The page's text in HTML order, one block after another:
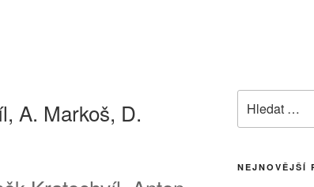
A. Markoš, D.
NEJNOVĚJŠÍ